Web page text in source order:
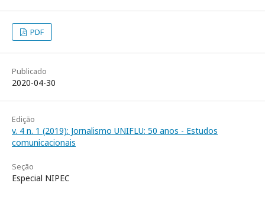
PDF
Publicado
2020-04-30
Edição
v. 4 n. 1 (2019): Jornalismo UNIFLU: 50 anos - Estudos
comunicacionais
Seção
Especial NIPEC